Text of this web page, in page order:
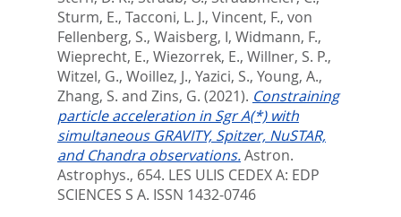
Sturm, E., Tacconi, L. J., Vincent, F., von
Fellenberg, S., Waisberg, I, Widmann, F.,
Wieprecht, E., Wiezorrek, E., Willner, S. P.,
Witzel, G., Woillez, J., Yazici, S., Young, A.,
Zhang, S. and Zins, G. (2021). Constraining
particle acceleration in Sgr A(*) with
simultaneous GRAVITY, Spitzer, NuSTAR,
and Chandra observations.Astron.
Astrophys., 654. LES ULIS CEDEX A: EDP
SCIENCES S A. ISSN 1432-0746